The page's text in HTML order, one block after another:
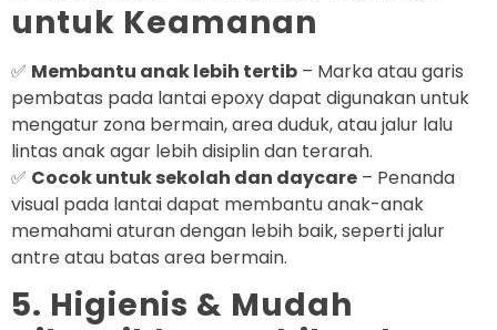
untuk Keamanan
✅ Membantu anak lebih tertib – Marka atau garis
pembatas pada lantai epoxy dapat digunakan untuk
mengatur zona bermain, area duduk, atau jalur lalu
lintas anak agar lebih disiplin dan terarah.
✅ Cocok untuk sekolah dan daycare – Penanda
visual pada lantai dapat membantu anak-anak
memahami aturan dengan lebih baik, seperti jalur
antre atau batas area bermain.
5. Higienis & Mudah